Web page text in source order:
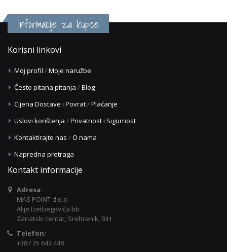
Informacije za kupce
Korisni linkovi
Moj profil /Moje naružbe
Često pitana pitanja /Blog
Cijena Dostave i Povrat/Plaćanje
Uslovi korištenja /Privatnost i Sigurnost
Kontaktirajte nas /O nama
Napredna pretraga
Kontakt informacije
Adresa:
MAS POINT d.o.o.
Alije Izetbegovića bb
Zanatski centar, Srebrenik, BiH
Telefon:
+387 35 643 448